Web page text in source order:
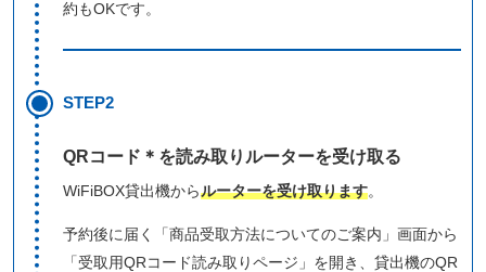
約もOKです。
STEP2
QRコード＊を読み取りルーターを受け取る
WiFiBOX貸出機からルーターを受け取ります。
予約後に届く「商品受取方法についてのご案内」画面から
「受取用QRコード読み取りページ」を開き、貸出機のQR